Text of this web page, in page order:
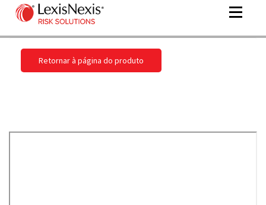
Toggle
Retornar à página do produto